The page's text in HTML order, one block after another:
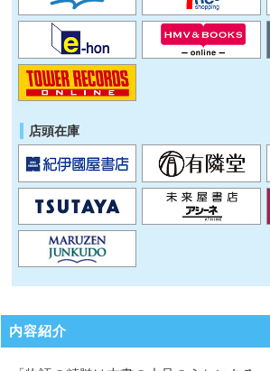
店頭在庫
内容紹介